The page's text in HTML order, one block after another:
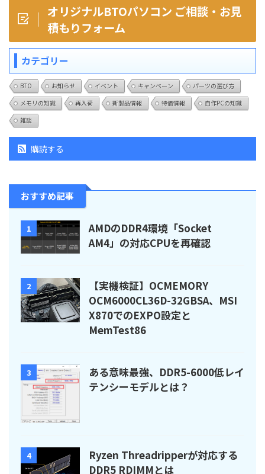
オリジナルBTOパソコン ご相談・お見
積もりフォーム
カテゴリー
BTO お知らせ イベント キャンペーン
パーツの選び方
メモリの知識
再入荷 新製品情報 特価情報
自作PCの知識
雑談
購読する
おすすめ記事
1
AMDのDDR4環境「Socket
AM4」の対応CPUを再確認
2
【実機検証】OCMEMORY
OCM6000CL36D-32GBSA、MSI
X870でのEXPO設定と
MemTest86
3
ある意味最強、DDR5-6000低レイ
テンシーモデルとは？
4
Ryzen Threadripperが対応する
DDR5 RDIMMとは